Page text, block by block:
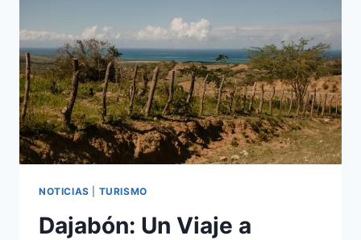
NOTICIAS TURISMO
Dajabón: Un Viaje a